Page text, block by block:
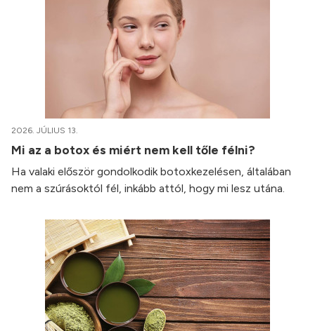
2026. JÚLIUS 13.
Mi az a botox és miért nem kell tőle félni?
Ha valaki először gondolkodik botoxkezelésen, általában
nem a szúrásoktól fél, inkább attól, hogy mi lesz utána.